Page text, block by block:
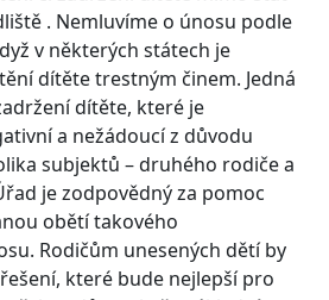
. Nemluvíme o únosu podle
v některých státech je
dítěte trestným činem. Jedná
dítěte, které je
a nežádoucí z důvodu
subjektů – druhého rodiče a
je zodpovědný za pomoc
obětí takového
Rodičům unesených dětí by
které bude nejlepší pro